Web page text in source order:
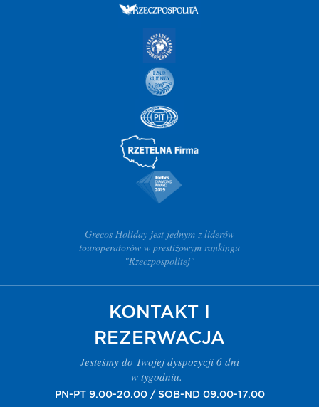
Grecos Holiday jest jednym z liderów
touroperatorów w prestiżowym rankingu
"Rzeczpospolitej"
KONTAKT I
REZERWACJA
Jesteśmy do Twojej dyspozycji 6 dni
w tygodniu.
PN-PT 9.00-20.00 / SOB-ND 09.00-17.00